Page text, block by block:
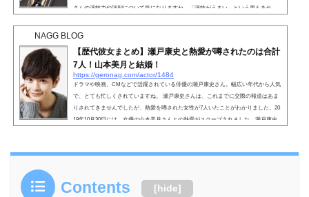
さんの演技力や評判について気になりますね。「演技がうまい」という声もあれ
NAGG BLOG
【歴代彼女まとめ】瀬戸康史と熱愛が噂されたのは合計
7人！山本美月と結婚！
https://geronag.com/actor/1484
ドラマや映画、CMなどで活躍されている俳優の瀬戸康史さん。幅広い年代から人気
で、とても忙しくされていますね。 瀬戸康史さんは、これまでに交際の報道はあま
りされてきませんでしたが、熱愛を噂された女性が7人いたことがわかりました。20
19年10月30日には、女優の山本美月さんとの熱愛がスクープされました。瀬戸康史
Contents [hide]